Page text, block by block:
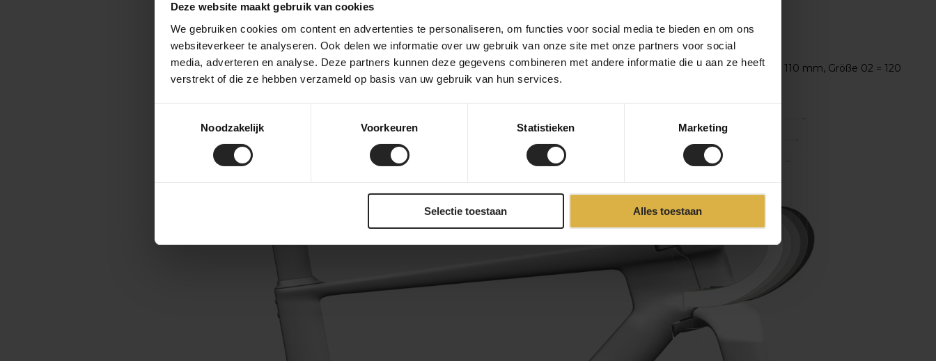
Deze website maakt gebruik van cookies
We gebruiken cookies om content en advertenties te personaliseren, om functies voor social media te bieden en om ons
websiteverkeer te analyseren. Ook delen we informatie over uw gebruik van onze site met onze partners voor social
media, adverteren en analyse. Deze partners kunnen deze gegevens combineren met andere informatie die u aan ze heeft
verstrekt of die ze hebben verzameld op basis van uw gebruik van hun services.
Noodzakelijk
Voorkeuren Statistieken Marketing
Selectie toestaan Alles toestaan
Cockpitgröße
Das Factor ONE Cockpit ist in fünf Längen erhältlich, die klassischen Vorbaulängen entsprechen: Größe 01 = 110 mm, Größe 02 = 120
mm, Größe 03 = 130 mm, Größe 04 = 140 mm, Größe 05 = 150 mm.